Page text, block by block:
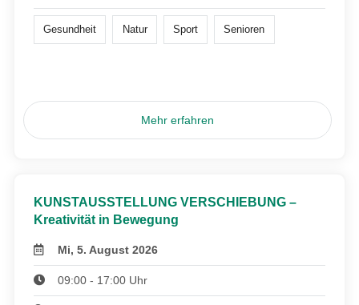
Gesundheit Natur Sport Senioren
Mehr erfahren
KUNSTAUSSTELLUNG VERSCHIEBUNG –
Kreativität in Bewegung
Mi, 5. August 2026
09:00 - 17:00 Uhr